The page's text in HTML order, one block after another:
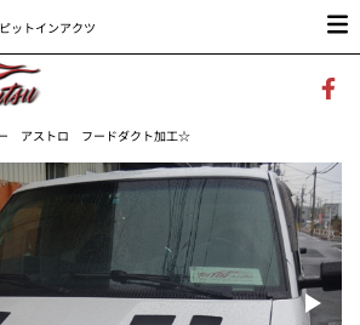
ットインアクツ
アストロ フードダクト加工☆